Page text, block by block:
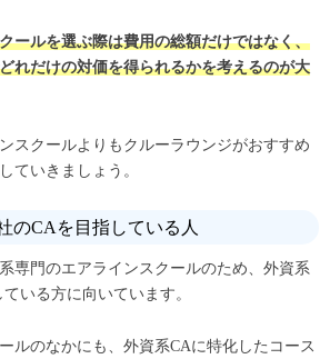
ールを選ぶ際は費用の総額だけではなく、
れだけの対価を得られるかを考えるのが大
スクールよりもクルーラウンジがおすすめ
ていきましょう。
のCAを目指している人
専門のエアラインスクールのため、外資系
いる方に向いています。
ルのなかにも、外資系CAに特化したコース